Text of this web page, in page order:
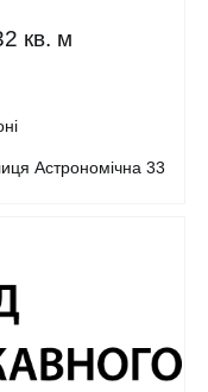
кв. м
Астрономічна 33